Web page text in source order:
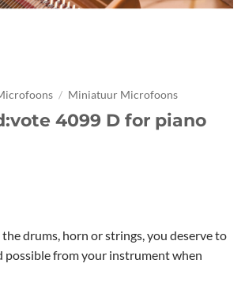
/ Miniatuur Microfoons
4099 D for piano
drums, horn or strings, you deserve to
possible from your instrument when